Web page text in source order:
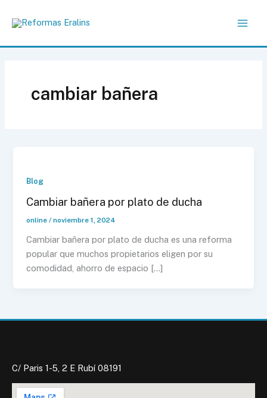
cambiar bañera
Blog
Cambiar bañera por plato de ducha
online/noviembre 1, 2024
Cambiar bañera por plato de ducha es una reforma
popular que muchos propietarios eligen por su
comodidad, ahorro de espacio […]
C/ Paris 1-5, 2 E Rubí 08191